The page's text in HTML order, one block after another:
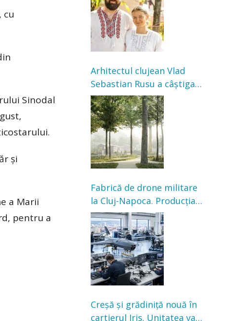
cu
Sinodal
şi
a Marii
pentru a
bunicilor
Arhitectul clujean Vlad
Sebastian Rusu a câștigat
concursul pentru
transformarea Grădinii
Casei Universitarilor
Fabrică de drone militare
la Cluj-Napoca. Producția
ar urma să înceapă în
toamna acestui an
Creșă și grădiniță nouă în
cartierul Iris. Unitatea va